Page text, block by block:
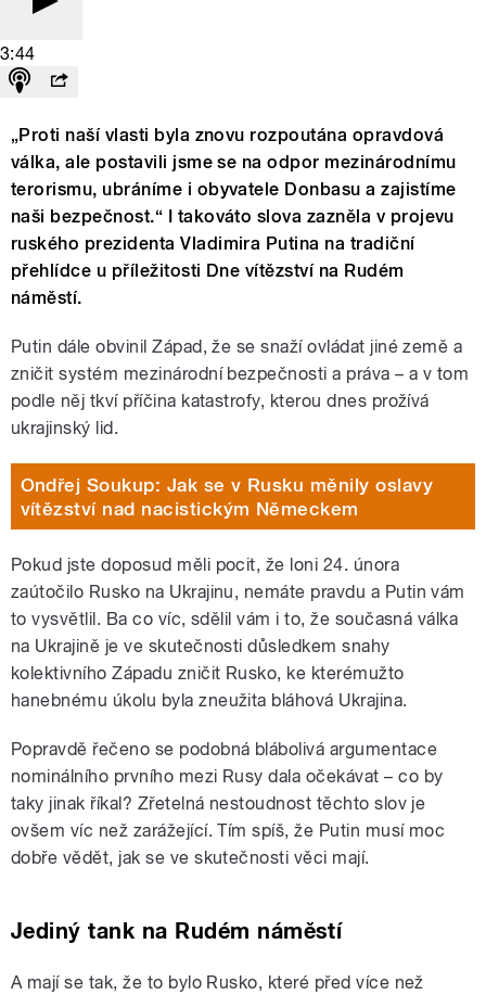
3:44
„Proti naší vlasti byla znovu rozpoutána opravdová
válka, ale postavili jsme se na odpor mezinárodnímu
terorismu, ubráníme i obyvatele Donbasu a zajistíme
naši bezpečnost.“ I takováto slova zazněla v projevu
ruského prezidenta Vladimira Putina na tradiční
přehlídce u příležitosti Dne vítězství na Rudém
náměstí.
Putin dále obvinil Západ, že se snaží ovládat jiné země a
zničit systém mezinárodní bezpečnosti a práva – a v tom
podle něj tkví příčina katastrofy, kterou dnes prožívá
ukrajinský lid.
Ondřej Soukup: Jak se v Rusku měnily oslavy
vítězství nad nacistickým Německem
Pokud jste doposud měli pocit, že loni 24. února
zaútočilo Rusko na Ukrajinu, nemáte pravdu a Putin vám
to vysvětlil. Ba co víc, sdělil vám i to, že současná válka
na Ukrajině je ve skutečnosti důsledkem snahy
kolektivního Západu zničit Rusko, ke kterémužto
hanebnému úkolu byla zneužita bláhová Ukrajina.
Popravdě řečeno se podobná blábolivá argumentace
nominálního prvního mezi Rusy dala očekávat – co by
taky jinak říkal? Zřetelná nestoudnost těchto slov je
ovšem víc než zarážející. Tím spíš, že Putin musí moc
dobře vědět, jak se ve skutečnosti věci mají.
Jediný tank na Rudém náměstí
A mají se tak, že to bylo Rusko, které před více než